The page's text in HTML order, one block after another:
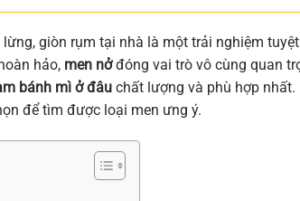
giòn rụm tại nhà là một trải nghiệm
hảo, men nởđóng vai trò vô cùng quan
bánh mì ở đâu chất lượng và phù hợp nhất.
để tìm được loại men ưng ý.